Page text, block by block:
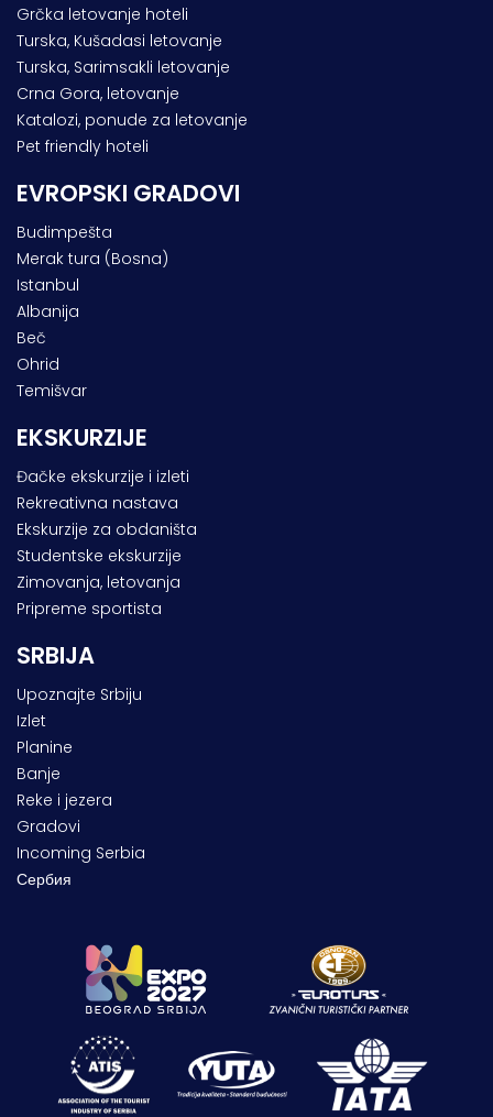
Grčka letovanje hoteli
Turska, Kušadasi letovanje
Turska, Sarimsakli letovanje
Crna Gora, letovanje
Katalozi, ponude za letovanje
Pet friendly hoteli
EVROPSKI GRADOVI
Budimpešta
Merak tura (Bosna)
Istanbul
Albanija
Beč
Ohrid
Temišvar
EKSKURZIJE
Đačke ekskurzije i izleti
Rekreativna nastava
Ekskurzije za obdaništa
Studentske ekskurzije
Zimovanja, letovanja
Pripreme sportista
SRBIJA
Upoznajte Srbiju
Izlet
Planine
Banje
Reke i jezera
Gradovi
Incoming Serbia
Сербия